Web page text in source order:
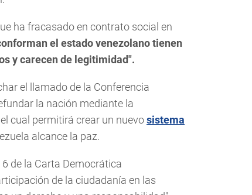
ha fracasado en contrato social en
el estado venezolano tienen
y carecen de legitimidad".
el llamado de la Conferencia
la nación mediante la
cual permitirá crear un nuevosistema
alcance la paz.
de la Carta Democrática
de la ciudadanía en las